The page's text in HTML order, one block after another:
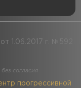
согласия
прогрессивной
1.06.2017 г. №592